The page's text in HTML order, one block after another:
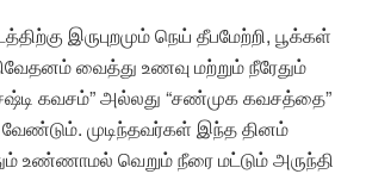
இருபுறமும் நெய் தீபமேற்றி, பூக்கள்
வைத்து உணவு மற்றும் நீரேதும்
கவசம்” அல்லது “சண்முக கவசத்தை”
முடிந்தவர்கள் இந்த தினம்
உண்ணாமல் வெறும் நீரை மட்டும் அருந்தி